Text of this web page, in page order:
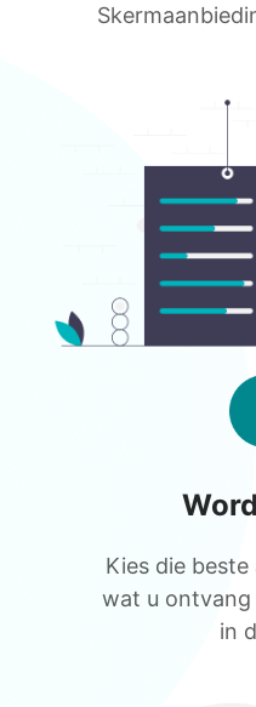
Kies die
wat u
in